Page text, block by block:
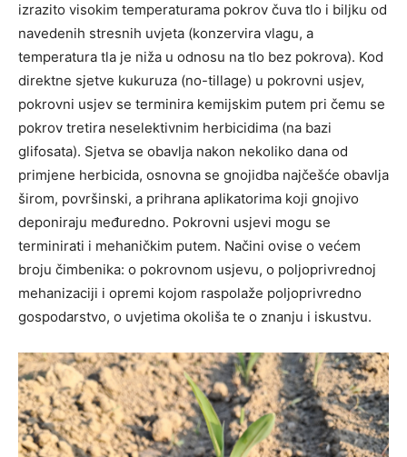
izrazito visokim temperaturama pokrov čuva tlo i biljku od
navedenih stresnih uvjeta (konzervira vlagu, a
temperatura tla je niža u odnosu na tlo bez pokrova). Kod
direktne sjetve kukuruza (no-tillage) u pokrovni usjev,
pokrovni usjev se terminira kemijskim putem pri čemu se
pokrov tretira neselektivnim herbicidima (na bazi
glifosata). Sjetva se obavlja nakon nekoliko dana od
primjene herbicida, osnovna se gnojidba najčešće obavlja
širom, površinski, a prihrana aplikatorima koji gnojivo
deponiraju međuredno. Pokrovni usjevi mogu se
terminirati i mehaničkim putem. Načini ovise o većem
broju čimbenika: o pokrovnom usjevu, o poljoprivrednoj
mehanizaciji i opremi kojom raspolaže poljoprivredno
gospodarstvo, o uvjetima okoliša te o znanju i iskustvu.